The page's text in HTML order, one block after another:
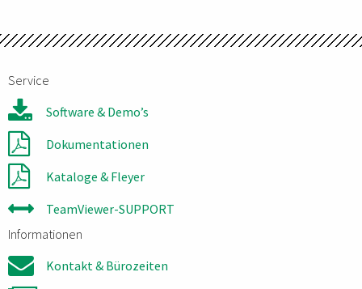
Service
Software & Demo’s
Dokumentationen
Kataloge & Fleyer
TeamViewer-SUPPORT
Informationen
Kontakt & Bürozeiten